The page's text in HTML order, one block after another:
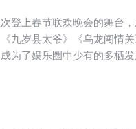
登上春节联欢晚会的舞台
九岁县太爷》《乌龙闯情
为了娱乐圈中少有的多栖发